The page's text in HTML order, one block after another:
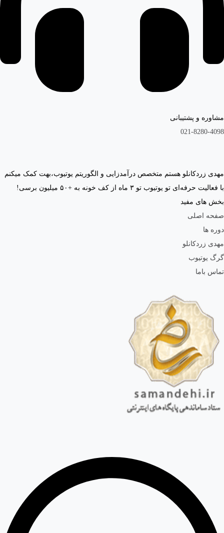
مشاوره و پشتیبانی
021-8280-4098
مهدی زردکانلو هستم متخصص درآمدزایی و الگوریتم یوتیوب،بهت کمک میکنم
با فعالیت حرفه‌ای تو یوتیوب تو ۳ ماه از کف خونه به +۵۰ میلیون برسی!
بخش های مفید
صفحه اصلی
دوره ها
مهدی زردکانلو
گرگ یوتیوب
تماس باما